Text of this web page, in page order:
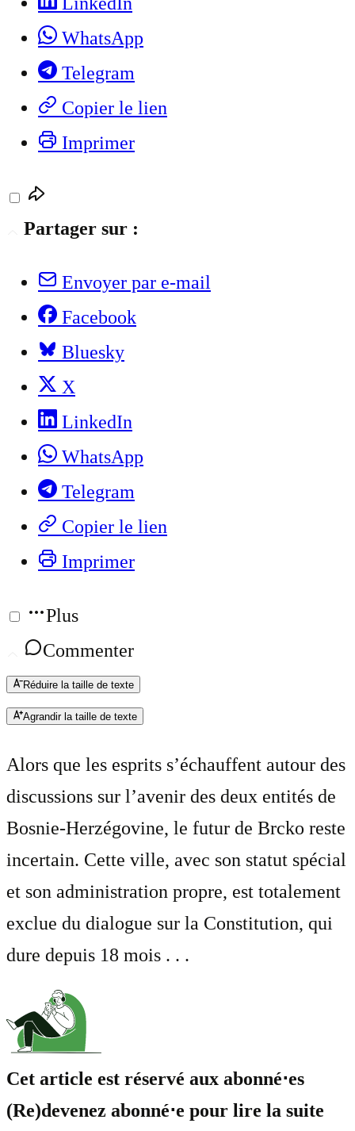
WhatsApp
Telegram
Copier le lien
Imprimer
Partager sur :
Envoyer par e-mail
Facebook
Bluesky
X
LinkedIn
WhatsApp
Telegram
Copier le lien
Imprimer
Plus
Commenter
Réduire la taille de texte
Agrandir la taille de texte
Alors que les esprits s’échauffent autour des
discussions sur l’avenir des deux entités de
Bosnie-Herzégovine, le futur de Brcko reste
incertain. Cette ville, avec son statut spécial
et son administration propre, est totalement
exclue du dialogue sur la Constitution, qui
dure depuis 18 mois . . .
Cet article est réservé aux abonné⋅es
(Re)devenez abonné⋅e pour lire la suite